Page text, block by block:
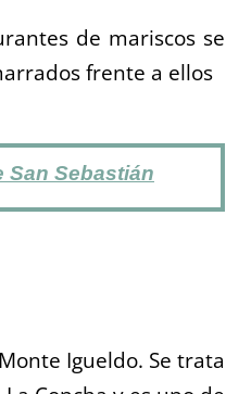
de mariscos se
frente a ellos
Sebastián
Igueldo. Se trata